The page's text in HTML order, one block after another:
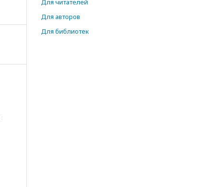
Для читателей
Для авторов
Для библиотек